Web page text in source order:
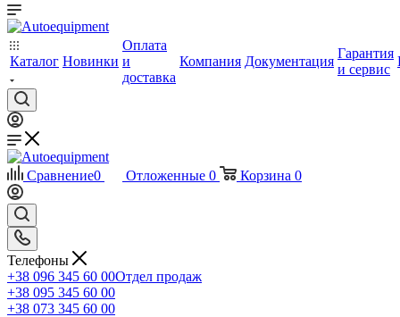
Каталог Новинки
Оплата
и
доставка
Компания Документация
Гарантия
и сервис
Сравнение0 Отложенные 0 Корзина 0
Телефоны
+38 096 345 60 00Отдел продаж
+38 095 345 60 00
+38 073 345 60 00